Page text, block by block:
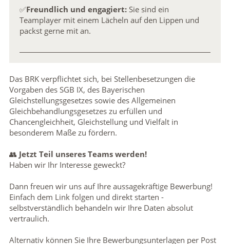
✅Freundlich und engagiert:Sie sind ein
Teamplayer mit einem Lächeln auf den Lippen und
packst gerne mit an.
Das BRK verpflichtet sich, bei Stellenbesetzungen die
Vorgaben des SGB IX, des Bayerischen
Gleichstellungsgesetzes sowie des Allgemeinen
Gleichbehandlungsgesetzes zu erfüllen und
Chancengleichheit, Gleichstellung und Vielfalt in
besonderem Maße zu fördern.
👥 Jetzt Teil unseres Teams werden!
Haben wir Ihr Interesse geweckt?
Dann freuen wir uns auf Ihre aussagekräftige Bewerbung!
Einfach dem Link folgen und direkt starten -
selbstverständlich behandeln wir Ihre Daten absolut
vertraulich.
Alternativ können Sie Ihre Bewerbungsunterlagen per Post